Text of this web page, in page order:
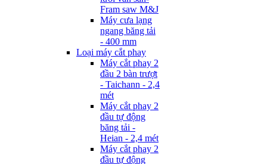
Fram saw M&J
Máy cưa lạng
ngang băng tải
- 400 mm
Loại máy cắt phay
Máy cắt phay 2
đầu 2 bàn trượt
- Taichann - 2,4
mét
Máy cắt phay 2
đầu tự động
băng tải -
Heian - 2,4 mét
Máy cắt phay 2
đầu tự động